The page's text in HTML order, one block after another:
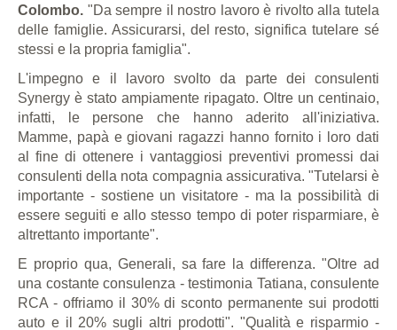
Colombo. "Da sempre il nostro lavoro è rivolto alla tutela
delle famiglie. Assicurarsi, del resto, significa tutelare sé
stessi e la propria famiglia".
L'impegno e il lavoro svolto da parte dei consulenti
Synergy è stato ampiamente ripagato. Oltre un centinaio,
infatti, le persone che hanno aderito all'iniziativa.
Mamme, papà e giovani ragazzi hanno fornito i loro dati
al fine di ottenere i vantaggiosi preventivi promessi dai
consulenti della nota compagnia assicurativa. "Tutelarsi è
importante - sostiene un visitatore - ma la possibilità di
essere seguiti e allo stesso tempo di poter risparmiare, è
altrettanto importante".
E proprio qua, Generali, sa fare la differenza. "Oltre ad
una costante consulenza - testimonia Tatiana, consulente
RCA - offriamo il 30% di sconto permanente sui prodotti
auto e il 20% sugli altri prodotti". "Qualità e risparmio -